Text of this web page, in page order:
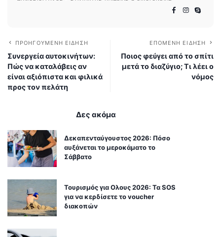
ΠΡΟΗΓΟΎΜΕΝΗ ΕΊΔΗΣΗ
Συνεργεία αυτοκινήτων:
Πώς να καταλάβεις αν
είναι αξιόπιστα και φιλικά
προς τον πελάτη
ΕΠΌΜΕΝΗ ΕΊΔΗΣΗ
Ποιος φεύγει από το σπίτι
μετά το διαζύγιο; Τι λέει ο
νόμος
Δες ακόμα
Δεκαπενταύγουστος 2026: Πόσο
αυξάνεται το μεροκάματο το
Σάββατο
Τουρισμός για Ολους 2026: Τα SOS
για να κερδίσετε το voucher
διακοπών